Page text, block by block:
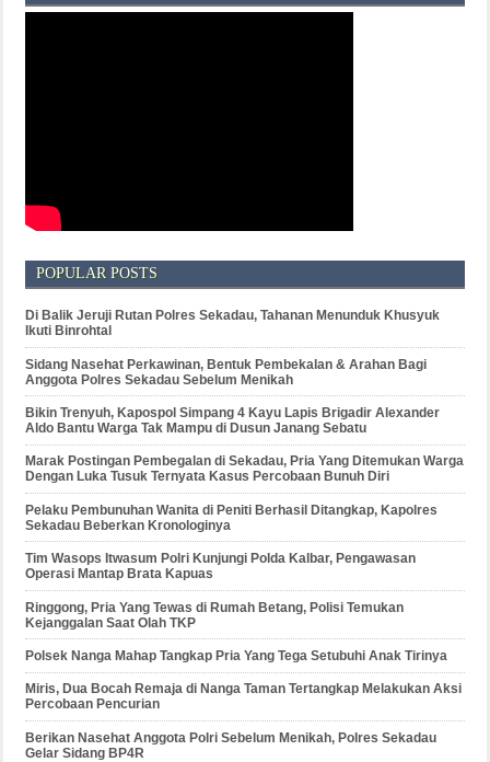
POPULAR POSTS
Di Balik Jeruji Rutan Polres Sekadau, Tahanan Menunduk Khusyuk
Ikuti Binrohtal
Sidang Nasehat Perkawinan, Bentuk Pembekalan & Arahan Bagi
Anggota Polres Sekadau Sebelum Menikah
Bikin Trenyuh, Kapospol Simpang 4 Kayu Lapis Brigadir Alexander
Aldo Bantu Warga Tak Mampu di Dusun Janang Sebatu
Marak Postingan Pembegalan di Sekadau, Pria Yang Ditemukan Warga
Dengan Luka Tusuk Ternyata Kasus Percobaan Bunuh Diri
Pelaku Pembunuhan Wanita di Peniti Berhasil Ditangkap, Kapolres
Sekadau Beberkan Kronologinya
Tim Wasops Itwasum Polri Kunjungi Polda Kalbar, Pengawasan
Operasi Mantap Brata Kapuas
Ringgong, Pria Yang Tewas di Rumah Betang, Polisi Temukan
Kejanggalan Saat Olah TKP
Polsek Nanga Mahap Tangkap Pria Yang Tega Setubuhi Anak Tirinya
Miris, Dua Bocah Remaja di Nanga Taman Tertangkap Melakukan Aksi
Percobaan Pencurian
Berikan Nasehat Anggota Polri Sebelum Menikah, Polres Sekadau
Gelar Sidang BP4R